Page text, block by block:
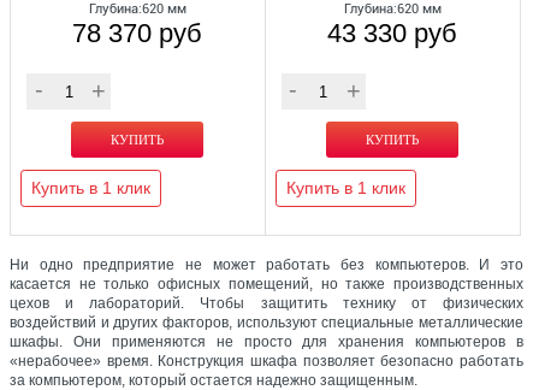
Глубина:620 мм
78 370 руб
Купить в 1 клик
Глубина:620 мм
43 330 руб
Купить в 1 клик
Ни одно предприятие не может работать без компьютеров. И это
касается не только офисных помещений, но также производственных
цехов и лабораторий. Чтобы защитить технику от физических
воздействий и других факторов, используют специальные металлические
шкафы. Они применяются не просто для хранения компьютеров в
«нерабочее» время. Конструкция шкафа позволяет безопасно работать
за компьютером, который остается надежно защищенным.